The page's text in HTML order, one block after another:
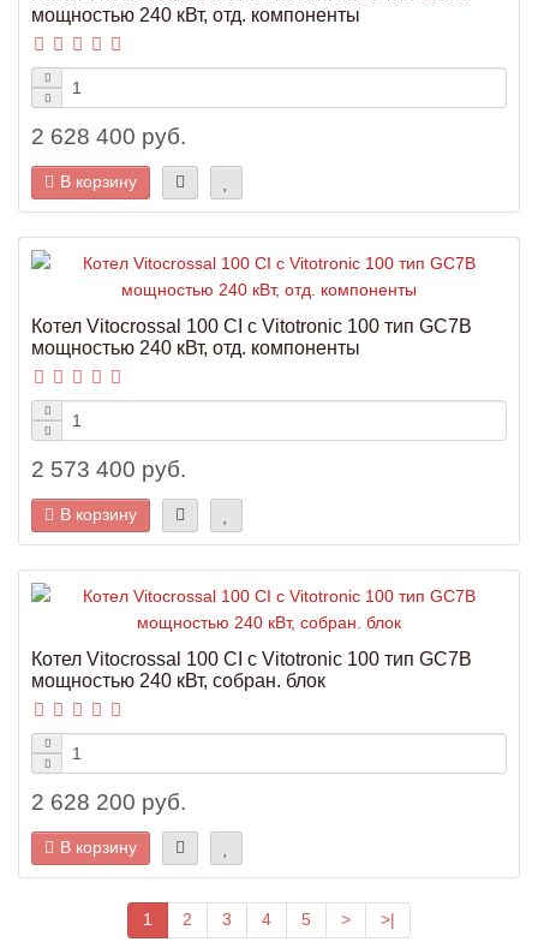
мощностью 240 кВт, отд. компоненты
2 628 400 руб.
В корзину
Котел Vitocrossal 100 CI с Vitotronic 100 тип GC7B
мощностью 240 кВт, отд. компоненты
2 573 400 руб.
В корзину
Котел Vitocrossal 100 CI с Vitotronic 100 тип GC7B
мощностью 240 кВт, собран. блок
2 628 200 руб.
В корзину
1 2 3 4 5 > >|